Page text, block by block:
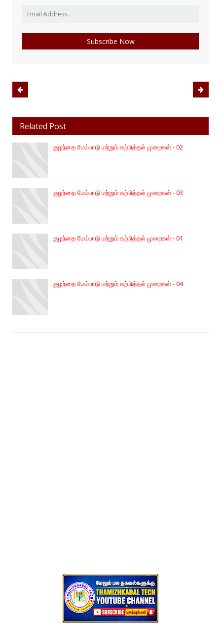
Related Post
குழந்தை மேம்பாடு மற்றும் கற்பித்தல் முறைகள் - 02
குழந்தை மேம்பாடு மற்றும் கற்பித்தல் முறைகள் - 03
குழந்தை மேம்பாடு மற்றும் கற்பித்தல் முறைகள் - 01
குழந்தை மேம்பாடு மற்றும் கற்பித்தல் முறைகள் - 04